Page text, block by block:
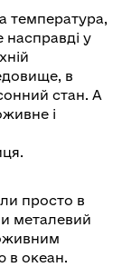
температура,
насправді у
в
стан. А
і
просто в
металевий
в океан.